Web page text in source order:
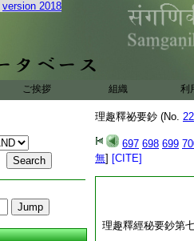
version 2018
ご挨拶 組織 利
理趣釋祕要鈔 (No.
697 698 699
無] [CITE]
理趣釋經秘要鈔第